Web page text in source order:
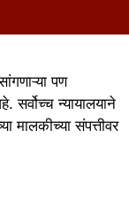
पण
सर्वोच्च न्यायालयाने
संपत्तीवर